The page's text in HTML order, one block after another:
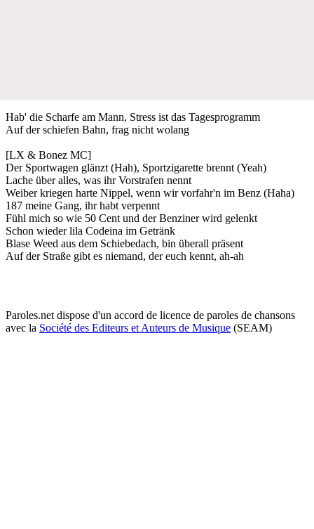
Hab' die Scharfe am Mann, Stress ist das Tagesprogramm
Auf der schiefen Bahn, frag nicht wolang
[LX & Bonez MC]
Der Sportwagen glänzt (Hah), Sportzigarette brennt (Yeah)
Lache über alles, was ihr Vorstrafen nennt
Weiber kriegen harte Nippel, wenn wir vorfahr'n im Benz (Haha)
187 meine Gang, ihr habt verpennt
Fühl mich so wie 50 Cent und der Benziner wird gelenkt
Schon wieder lila Codeina im Getränk
Blase Weed aus dem Schiebedach, bin überall präsent
Auf der Straße gibt es niemand, der euch kennt, ah-ah
Paroles.net dispose d'un accord de licence de paroles de chansons
avec la Société des Editeurs et Auteurs de Musique (SEAM)